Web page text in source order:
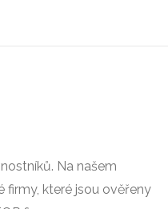
Na našem
firmy, které jsou ověřeny